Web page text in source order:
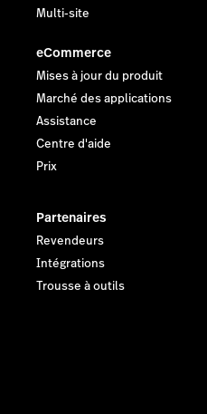
Multi-site
eCommerce
Mises à jour du produit
Marché des applications
Assistance
Centre d'aide
Prix
Partenaires
Revendeurs
Intégrations
Trousse à outils